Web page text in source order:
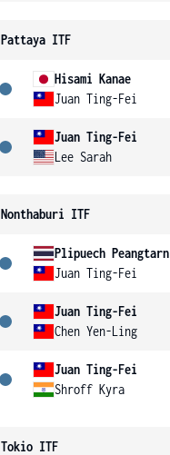
Pattaya ITF
Hisami Kanae
Juan Ting-Fei
Juan Ting-Fei
Lee Sarah
Nonthaburi ITF
Plipuech Peangtarn
Juan Ting-Fei
Juan Ting-Fei
Chen Yen-Ling
Juan Ting-Fei
Shroff Kyra
Tokio ITF